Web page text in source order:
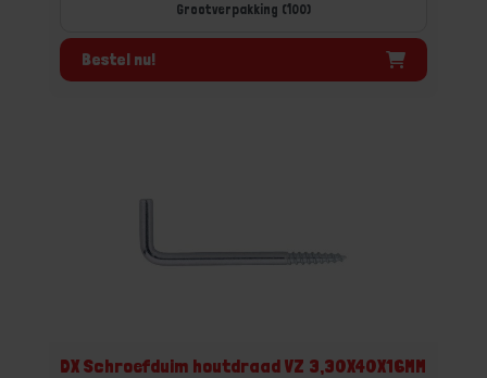
Grootverpakking (100)
Bestel nu!
DX Schroefduim houtdraad VZ 3,30X40X16MM